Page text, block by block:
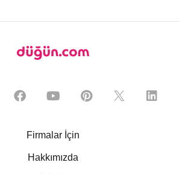
Firmalar İçin
Hakkımızda